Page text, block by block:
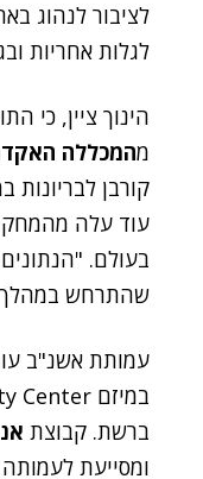
לציבור לנהוג
לגלות אחריות
הינוך ציין, כי
מהמכללה
בעולם.
שהתרחש במהלך
עמותת אשנ"ב
במיזם Family Safety Center של
ברשת. קבוצת
ומסייעת